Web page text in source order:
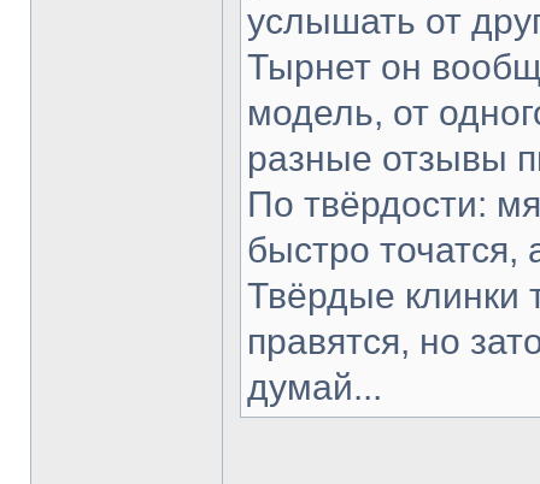
услышать от
Тырнет он
модель, от
разные отзывы
По твёрдости:
быстро точатся,
Твёрдые клинки
правятся, но
думай...